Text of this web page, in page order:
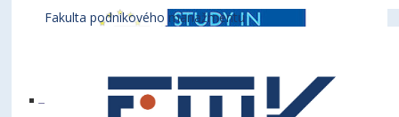
Fakulta podnikového manažmentu